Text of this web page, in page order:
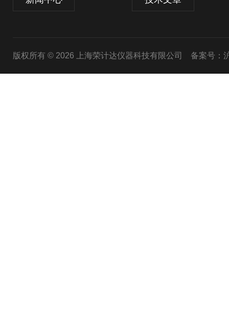
版权所有 © 2026 上海荣计达仪器科技有限公司 备案号：